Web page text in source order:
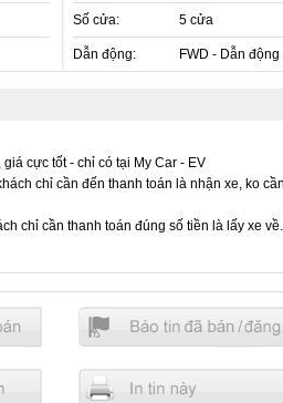
Số cửa: 5 cửa
Dẫn động: FWD - Dẫn
cực tốt - chỉ có tại My Car - EV
chỉ cần đến thanh toán là nhận xe, ko
chỉ cần thanh toán đúng số tiền là lấy xe về.